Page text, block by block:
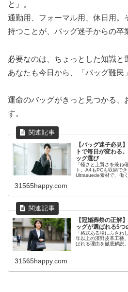
と」。
通勤用、フォーマル用、休日用。
持つことが、バッグ迷子からの卒
必要なのは、ちょっとした知識と
あなたも今日から、「バッグ難民
運命のバッグがきっと見つかる、
す。
【バッグ迷子必見
トで毎日が変わる
ッグ選び
「軽さと上質さを兼ね
ト。A4もPCも収納で
Ultrasuede素材で、働
31565happy.com
【冠婚葬祭の正解
ッグが選ばれる5つ
「格式ある場にふさわ
年以上の濱野皮革工藝
ばれる理由を徹底解説
31565happy.com